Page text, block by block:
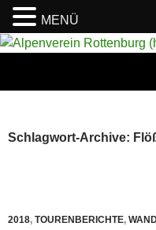
Schlagwort-Archive:
2018, TOURENBERICHTE,
MENÜ